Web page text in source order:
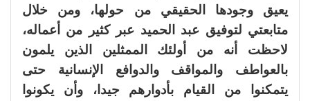
يعيق وجودها الحقيقي من حولها، ومن خلال
متابعتي لتوفيق عبد الحميد عبر كثير من أعماله،
لاحظت أنه من أولئك الممثلين الذين يلمون
بالعواطف والمواقف والدوافع الإنسانية حتى
يتمكنوا من القيام بأدوارهم جيدا، وأن يكونوا